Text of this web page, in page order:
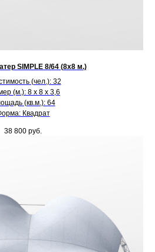
SIMPLE 8/64 (8х8 м.)
(чел.): 32
(м.): 8 х 8 х 3,6
(кв.м.): 64
Квадрат
38 800 руб.